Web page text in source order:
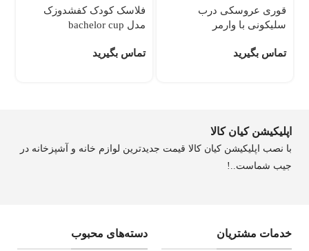
قوری عروسکی درب
سلیکونی با وارمر
تماس بگیرید
فلاسک کودک کفشدوزک
مدل bachelor cup
تماس بگیرید
اپلیکیشن کیان کالا
با نصب اپلیکیشن کیان کالا قیمت جدیدترین لوازم خانه و آشپزخانه در
جیب شماست..!
خدمات مشتریان دسته‌های محبوب